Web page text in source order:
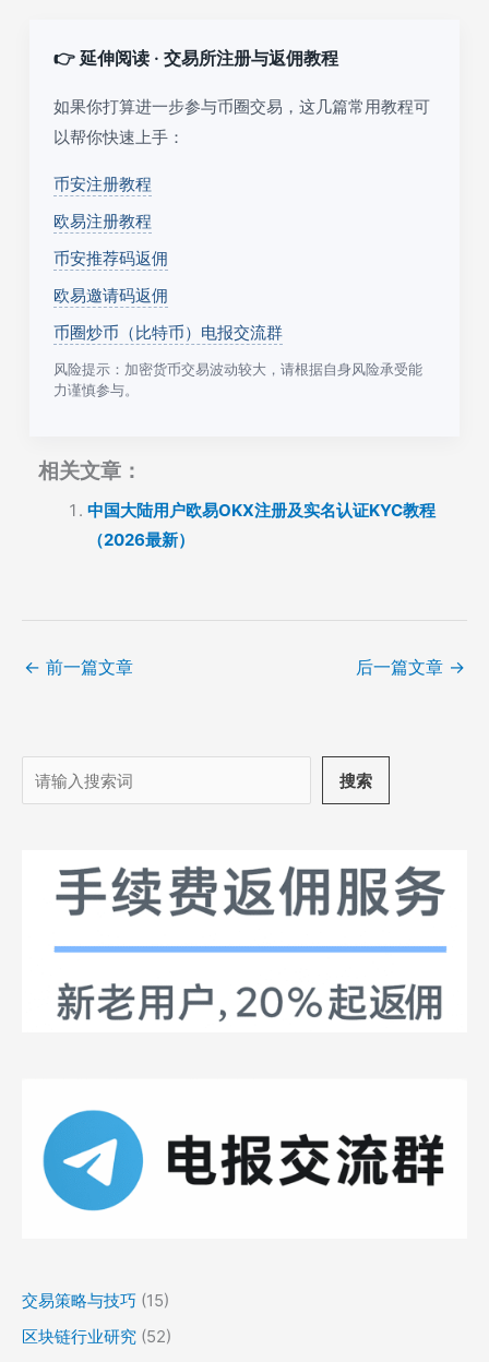
👉 延伸阅读 · 交易所注册与返佣教程
如果你打算进一步参与币圈交易，这几篇常用教程可
以帮你快速上手：
币安注册教程
欧易注册教程
币安推荐码返佣
欧易邀请码返佣
币圈炒币（比特币）电报交流群
风险提示：加密货币交易波动较大，请根据自身风险承受能
力谨慎参与。
相关文章：
中国大陆用户欧易OKX注册及实名认证KYC教程
（2026最新）
← 前一篇文章 后一篇文章 →
搜
索
搜索
交易策略与技巧 (15)
区块链行业研究 (52)